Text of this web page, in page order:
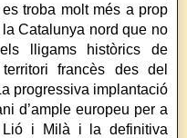
troba molt més a prop
Catalunya nord que no
lligams històrics de
francès des del
progressiva implantació
d’ample europeu per a
Lió i Milà i la definitiva